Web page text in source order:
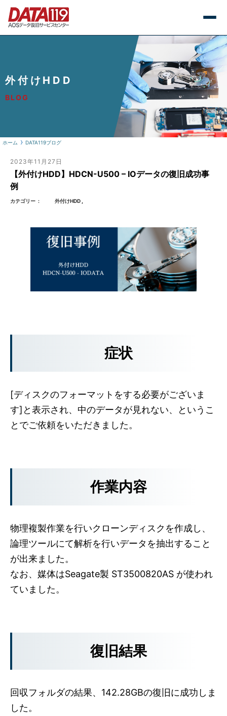
外付けHDD
BLOG
ホーム DATA119ブログ
2023年11月27日
【外付けHDD】HDCN-U500 – IOデータの復旧成功事
例
カテゴリー 外付けHDD
症状
[ディスクのフォーマットをする必要がございま
す]と表示され、中のデータが見れない、というこ
とでご依頼をいただきました。
作業内容
物理複製作業を行いクローンディスクを作成し、
論理ツールにて解析を行いデータを抽出すること
が出来ました。
なお、媒体はSeagate製 ST3500820AS が使われ
ていました。
復旧結果
回収フォルダの結果、142.28GBの復旧に成功しま
した。